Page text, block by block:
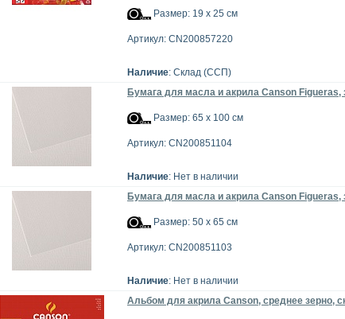
Размер: 19 x 25 см
Артикул: CN200857220
Наличие: Склад (ССП)
Бумага для масла и акрила Canson Figueras,
Размер: 65 x 100 см
Артикул: CN200851104
Наличие: Нет в наличии
Бумага для масла и акрила Canson Figueras,
Размер: 50 x 65 см
Артикул: CN200851103
Наличие: Нет в наличии
Альбом для акрила Canson, среднее зерно,